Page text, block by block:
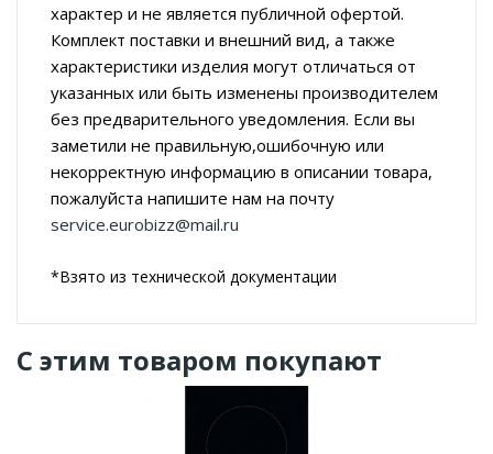
характер и не является публичной офертой.
Комплект поставки и внешний вид, а также
характеристики изделия могут отличаться от
указанных или быть изменены производителем
без предварительного уведомления. Если вы
заметили не правильную,ошибочную или
некорректную информацию в описании товара,
пожалуйста напишите нам на почту
service.eurobizz@mail.ru
*Взято из технической документации
С этим товаром покупают